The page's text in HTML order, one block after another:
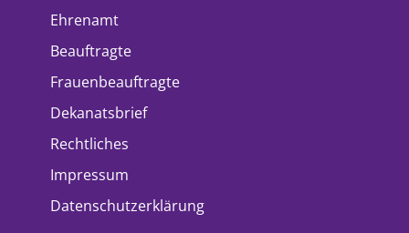
Ehrenamt
Beauftragte
Frauenbeauftragte
Dekanatsbrief
Rechtliches
Impressum
Datenschutzerklärung